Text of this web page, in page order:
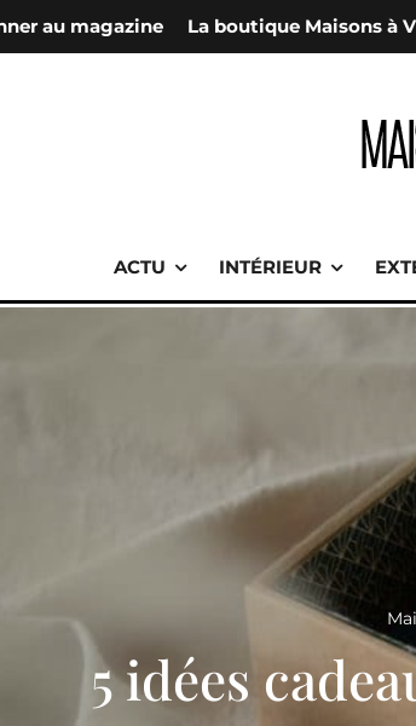
au magazine La boutique Maisons à
ACTU INTÉRIEUR
5 idées